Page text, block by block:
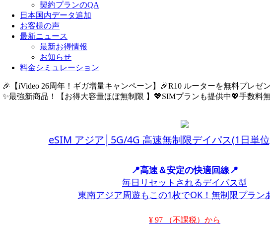
契約プランのQA
日本国内データ追加
お客様の声
最新ニュース
最新お得情報
お知らせ
料金シミュレーション
🎉【iVideo 26周年！ギガ増量キャンペーン】🎉R10 ルーターを無料プレ
✨️最強新商品！【お得大容量ほぼ無制限 】💖SIMプランも提供中💖手数料
eSIM アジア│5G/4G 高速無制限デイパス(1日単
📍高速＆安定の快適回線📍
毎日リセットされるデイパス型
東南アジア周遊もこの1枚でOK！無制限プラン
¥ 97 （不課税）から